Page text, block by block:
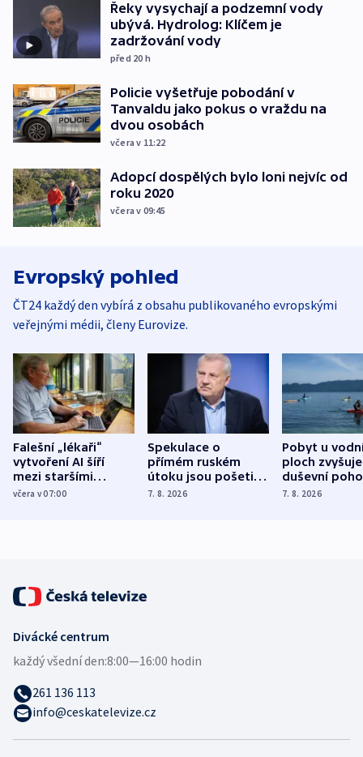
Řeky vysychají a podzemní vody
ubývá. Hydrolog: Klíčem je
zadržování vody
před 20 h
Policie vyšetřuje pobodání v
Tanvaldu jako pokus o vraždu na
dvou osobách
včera v 11:22
Adopcí dospělých bylo loni nejvíc od
roku 2020
včera v 09:45
Evropský pohled
ČT24 každý den vybírá z obsahu publikovaného evropskými
veřejnými médii, členy Eurovize.
Falešní „lékaři“
vytvoření AI šíří
mezi staršími
Poláky nebezpečné
včera v 07:00
Spekulace o
přímém ruském
útoku jsou pošetilé,
míní estonský
7. 8. 2026
Pobyt u
ploch zvyšuje
duševní
ukázala
7. 8. 2026
Divácké centrum
každý všední den:8:00—16:00 hodin
261 136 113
info@ceskatelevize.cz